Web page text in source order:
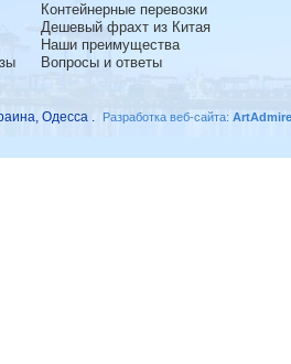
Контейнерные перевозки
Дешевый фрахт из Китая
Наши преимущества
Вопросы и ответы
Одесса . Разработка веб-сайта: